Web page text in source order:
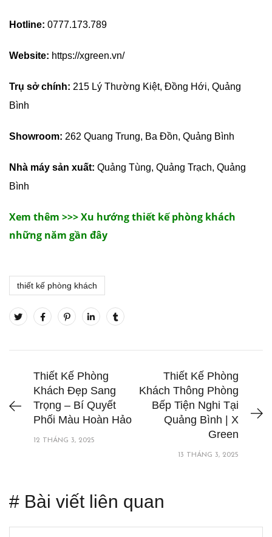
Hotline: 0777.173.789
Website: https://xgreen.vn/
Trụ sở chính: 215 Lý Thường Kiệt, Đồng Hới, Quảng
Bình
Showroom: 262 Quang Trung, Ba Đồn, Quảng Bình
Nhà máy sản xuất: Quảng Tùng, Quảng Trạch, Quảng
Bình
Xem thêm >>> Xu hướng thiết kế phòng khách
những năm gần đây
thiết kế phòng khách
Thiết Kế Phòng
Khách Đẹp Sang
Trọng – Bí Quyết
Phối Màu Hoàn Hảo
12 THÁNG 3, 2025
Thiết Kế Phòng
Khách Thông Phòng
Bếp Tiện Nghi Tại
Quảng Bình | X
Green
13 THÁNG 3, 2025
# Bài viết liên quan